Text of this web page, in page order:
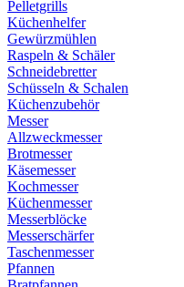
Pelletgrills
Küchenhelfer
Gewürzmühlen
Raspeln & Schäler
Schneidebretter
Schüsseln & Schalen
Küchenzubehör
Messer
Allzweckmesser
Brotmesser
Käsemesser
Kochmesser
Küchenmesser
Messerblöcke
Messerschärfer
Taschenmesser
Pfannen